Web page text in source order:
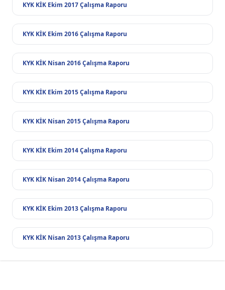
KYK KİK Ekim 2017 Çalışma Raporu
KYK KİK Ekim 2016 Çalışma Raporu
KYK KİK Nisan 2016 Çalışma Raporu
KYK KİK Ekim 2015 Çalışma Raporu
KYK KİK Nisan 2015 Çalışma Raporu
KYK KİK Ekim 2014 Çalışma Raporu
KYK KİK Nisan 2014 Çalışma Raporu
KYK KİK Ekim 2013 Çalışma Raporu
KYK KİK Nisan 2013 Çalışma Raporu